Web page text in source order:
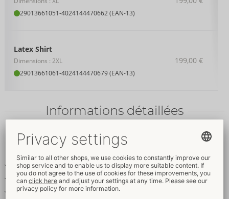
29013661051-4024144470662 (EAN-13)
Latex Shirt
Dimensions : 2XL
29013661061-4024144470679 (EAN-13)
199,00 €
Informations détaillées
Texte
Crop top sans poitrine en latex
Grande découpe sur le devant
Zip sur toute la longueur dans le dos